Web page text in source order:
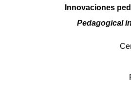
Innovaciones
Pedagogical